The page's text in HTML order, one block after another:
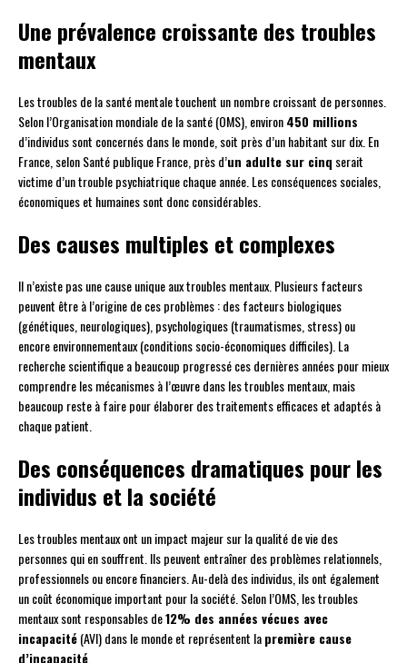
Une prévalence croissante des troubles
mentaux
Les troubles de la santé mentale touchent un nombre croissant de personnes.
Selon l’Organisation mondiale de la santé (OMS), environ450 millions
d’individus sont concernés dans le monde, soit près d’un habitant sur dix. En
France, selon Santé publique France, près d’un adulte sur cinq serait
victime d’un trouble psychiatrique chaque année. Les conséquences sociales,
économiques et humaines sont donc considérables.
Des causes multiples et complexes
Il n’existe pas une cause unique aux troubles mentaux. Plusieurs facteurs
peuvent être à l’origine de ces problèmes : des facteurs biologiques
(génétiques, neurologiques), psychologiques (traumatismes, stress) ou
encore environnementaux (conditions socio-économiques difficiles). La
recherche scientifique a beaucoup progressé ces dernières années pour mieux
comprendre les mécanismes à l’œuvre dans les troubles mentaux, mais
beaucoup reste à faire pour élaborer des traitements efficaces et adaptés à
chaque patient.
Des conséquences dramatiques pour les
individus et la société
Les troubles mentaux ont un impact majeur sur la qualité de vie des
personnes qui en souffrent. Ils peuvent entraîner des problèmes relationnels,
professionnels ou encore financiers. Au-delà des individus, ils ont également
un coût économique important pour la société. Selon l’OMS, les troubles
mentaux sont responsables de12% des années vécues avec
incapacité(AVI) dans le monde et représentent lapremière cause
d’incapacité